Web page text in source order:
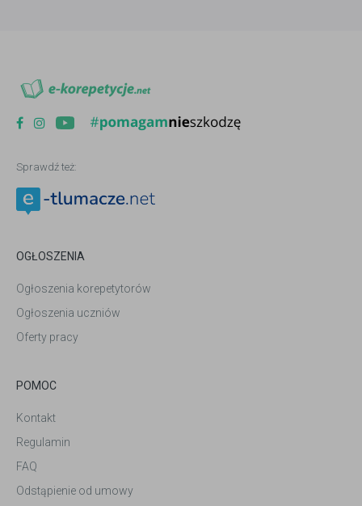
Sprawdź też:
OGŁOSZENIA
Ogłoszenia korepetytorów
Ogłoszenia uczniów
Oferty pracy
POMOC
Kontakt
Regulamin
FAQ
Odstąpienie od umowy